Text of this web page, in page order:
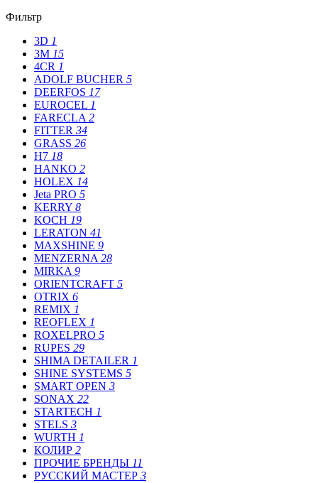
Фильтр
3D 1
3М 15
4CR 1
ADOLF BUCHER 5
DEERFOS 17
EUROCEL 1
FARECLA 2
FITTER 34
GRASS 26
H7 18
HANKO 2
HOLEX 14
Jeta PRO 5
KERRY 8
KOCH 19
LERATON 41
MAXSHINE 9
MENZERNA 28
MIRKA 9
ORIENTCRAFT 5
OTRIX 6
REMIX 1
REOFLEX 1
ROXELPRO 5
RUPES 29
SHIMA DETAILER 1
SHINE SYSTEMS 5
SMART OPEN 3
SONAX 22
STARTECH 1
STELS 3
WURTH 1
КОЛИР 2
ПРОЧИЕ БРЕНДЫ 11
РУССКИЙ МАСТЕР 3